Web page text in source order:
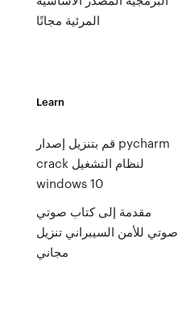
المرئية مجانًا
Learn
قم بتنزيل إصدار pycharm
crack لنظام التشغيل
windows 10
مقدمة إلى كتاب صوتي
صوتي للأمن السيبراني تنزيل
مجاني